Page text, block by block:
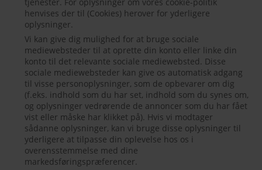
henvises der til (Cookies) herover for yderligere
oplysninger.
Vi kan give dig mulighed for at bruge sociale
mediewebsteder til at oprette din konto eller linke din
konto til det relevante sociale mediewebsted. Disse
sociale mediewebsteder kan give os automatisk adgang
til visse personoplysninger, som de opbevarer om dig
(f.eks. indhold som du har set, indhold som du synes om,
og oplysninger vedrørende de annoncer som du har fået
vist eller måske har klikket på). Hvis vi modtager
sådanne oplysninger, kan vi bruge disse oplysninger til
yderligere at tilpasse din oplevelse hos os i
overensstemmelse med dine
markedsføringspræferencer.